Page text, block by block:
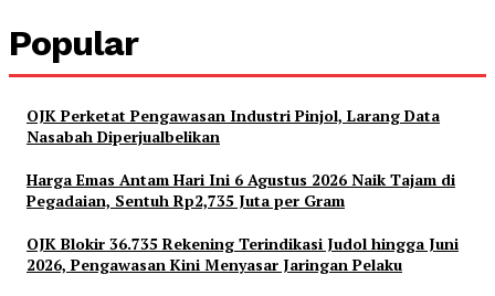
Popular
OJK Perketat Pengawasan Industri Pinjol, Larang Data
Nasabah Diperjualbelikan
Harga Emas Antam Hari Ini 6 Agustus 2026 Naik Tajam di
Pegadaian, Sentuh Rp2,735 Juta per Gram
OJK Blokir 36.735 Rekening Terindikasi Judol hingga Juni
2026, Pengawasan Kini Menyasar Jaringan Pelaku